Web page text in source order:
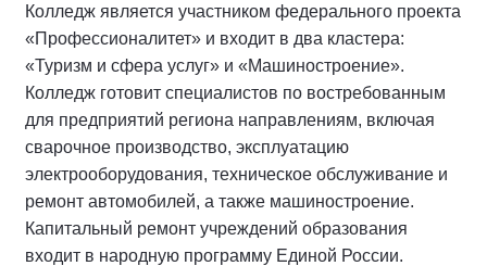
Колледж является участником федерального проекта
«Профессионалитет» и входит в два кластера:
«Туризм и сфера услуг» и «Машиностроение».
Колледж готовит специалистов по востребованным
для предприятий региона направлениям, включая
сварочное производство, эксплуатацию
электрооборудования, техническое обслуживание и
ремонт автомобилей, а также машиностроение.
Капитальный ремонт учреждений образования
входит в народную программу Единой России.